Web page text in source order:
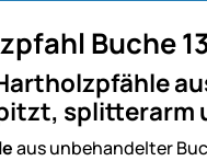
Buche
splitterarm
aus unbehandelter